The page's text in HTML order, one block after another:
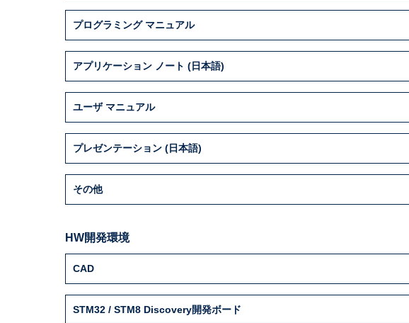
STM32F100ZCT6
STM32F100ZET6 24 ARM Cortex-M3 512 32
プログラミング マニュアル
アプリケーション ノート (日本語)
ユーザ マニュアル
プレゼンテーション (日本語)
その他
HW開発環境
CAD
STM32 / STM8 Discovery開発ボード